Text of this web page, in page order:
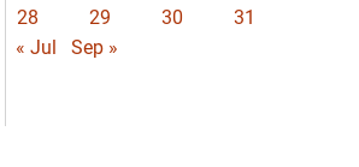
28
29 30
31
« Jul
Sep »